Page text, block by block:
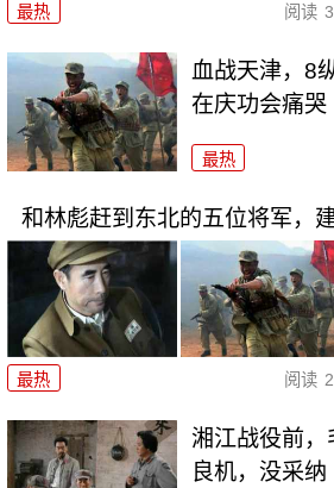
最热 阅读
血战天津，8
在庆功会痛哭
最热
和林彪赶到东北的五位将军，
最热 阅读
湘江战役前
良机，没采纳